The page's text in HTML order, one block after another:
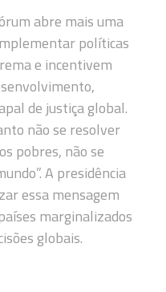
abre mais uma
políticas
e incentivem
de justiça global.
não se resolver
pobres, não se
A presidência
essa mensagem
marginalizados
globais.